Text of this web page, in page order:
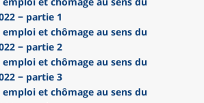
− partie 1
et chômage au sens du
− partie 2
et chômage au sens du
− partie 3
et chômage au sens du